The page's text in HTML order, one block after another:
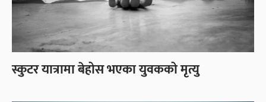
स्कुटर यात्रामा बेहोस भएका युवकको मृत्यु